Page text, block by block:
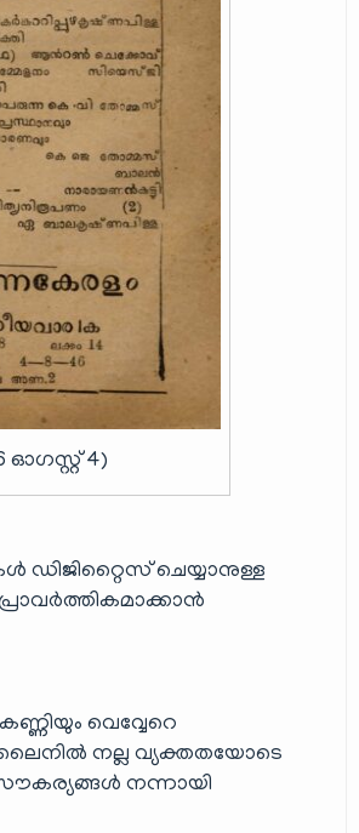
ഓഗസ്റ്റ് 4)
ഡിജിറ്റൈസ് ചെയ്യാനുള്ള
വെവ്വേറെ
നല്ല വ്യക്തതയോടെ
നന്നായി